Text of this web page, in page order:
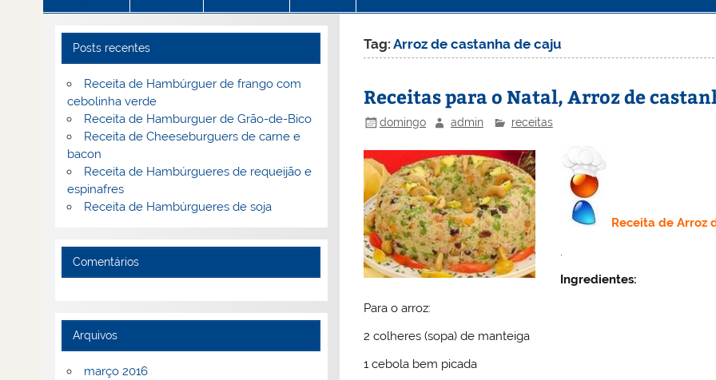
Tag:Arroz de castanha de caju
Receitas para o Natal, Arroz de
domingo admin receitas
Receita de Arroz
.
Ingredientes:
Para o arroz:
2 colheres (sopa) de manteiga
1 cebola bem picada
Posts recentes
Receita de Hambúrguer de frango com
cebolinha verde
Receita de Hamburguer de Grão-de-Bico
Receita de Cheeseburguers de carne e
bacon
Receita de Hambúrgueres de requeijão e
espinafres
Receita de Hambúrgueres de soja
Comentários
Arquivos
março 2016